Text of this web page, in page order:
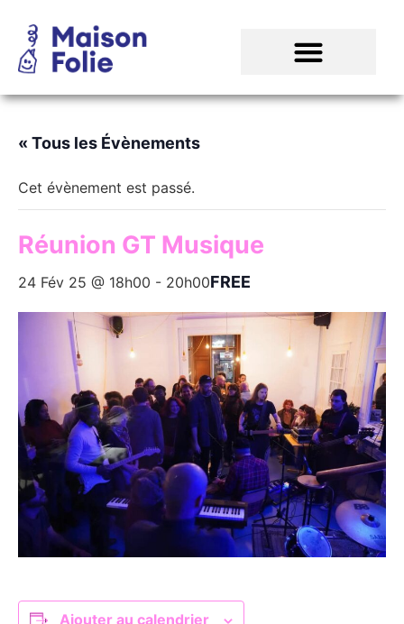
« Tous les Évènements
Cet évènement est passé.
Réunion GT Musique
24 Fév 25 @ 18h00 - 20h00FREE
Ajouter au calendrier